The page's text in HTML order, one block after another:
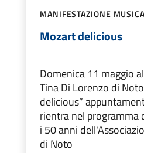
MANIFESTAZIONE
Mozart delicious
Domenica 11 maggio
Tina Di Lorenzo di
delicious”
rientra nel programma
i 50 anni
di Noto